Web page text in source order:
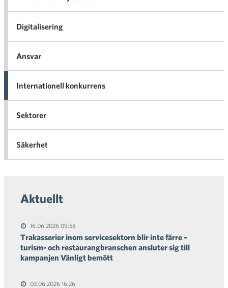
Digitalisering
Ansvar
Internationell konkurrens
Sektorer
Säkerhet
Aktuellt
16.06.2026 09:58
Trakasserier inom servicesektorn blir inte färre –
turism- och restaurangbranschen ansluter sig till
kampanjen Vänligt bemött
03.06.2026 16:26